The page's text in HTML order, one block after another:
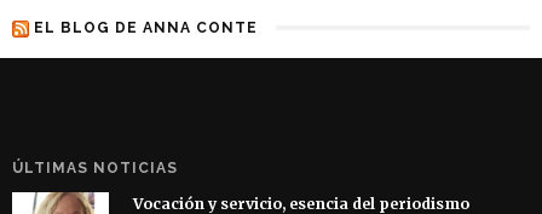
EL BLOG DE ANNA CONTE
ÚLTIMAS NOTICIAS
Vocación y servicio, esencia del periodismo